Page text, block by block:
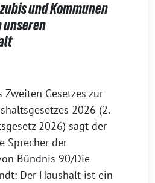
und Kommunen
Gesetzes zur
2026 (2.
2026) sagt der
Sprecher der
Bündnis 90/Die
Der Haushalt ist ein